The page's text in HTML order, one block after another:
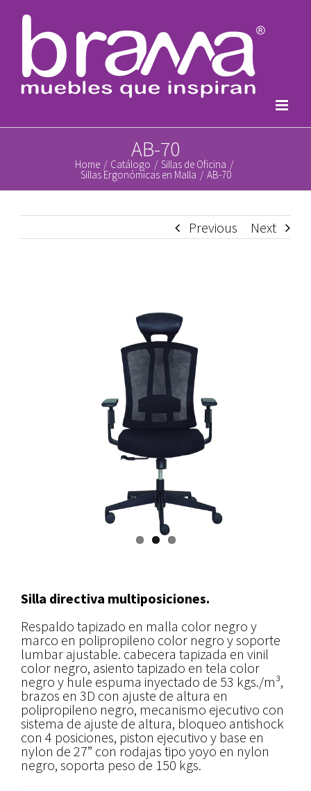
content
AB-70
Home / Catálogo / Sillas de Oficina /
Sillas Ergonómicas en Malla / AB-70
Previous Next
Silla directiva multiposiciones.
Respaldo tapizado en malla color negro y
marco en polipropileno color negro y soporte
lumbar ajustable. cabecera tapizada en vinil
color negro, asiento tapizado en tela color
negro y hule espuma inyectado de 53 kgs./m³,
brazos en 3D con ajuste de altura en
polipropileno negro, mecanismo ejecutivo con
sistema de ajuste de altura, bloqueo antishock
con 4 posiciones, piston ejecutivo y base en
nylon de 27” con rodajas tipo yoyo en nylon
negro, soporta peso de 150 kgs.